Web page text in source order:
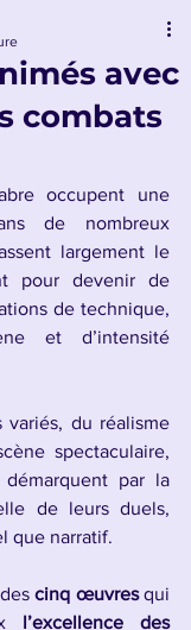
avec
combats
occupent une
de nombreux
largement le
pour devenir de
de technique,
et d’intensité
variés, du réalisme
spectaculaire,
par la
de leurs duels,
que narratif.
cinq œuvres qui
l’excellence des